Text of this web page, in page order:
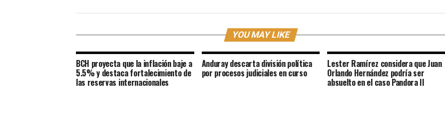
YOU MAY LIKE
BCH proyecta que la inflación baje a
5.5% y destaca fortalecimiento de
las reservas internacionales
Anduray descarta división política
por procesos judiciales en curso
Lester Ramírez considera que Juan
Orlando Hernández podría ser
absuelto en el caso Pandora II